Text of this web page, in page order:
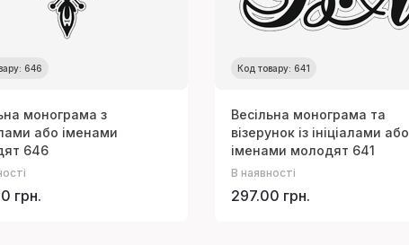
646
монограма з
або іменами
646
грн.
Код товару: 641
Весільна монограма та
візерунок із ініціалами або
іменами молодят 641
В наявності
297.00 грн.